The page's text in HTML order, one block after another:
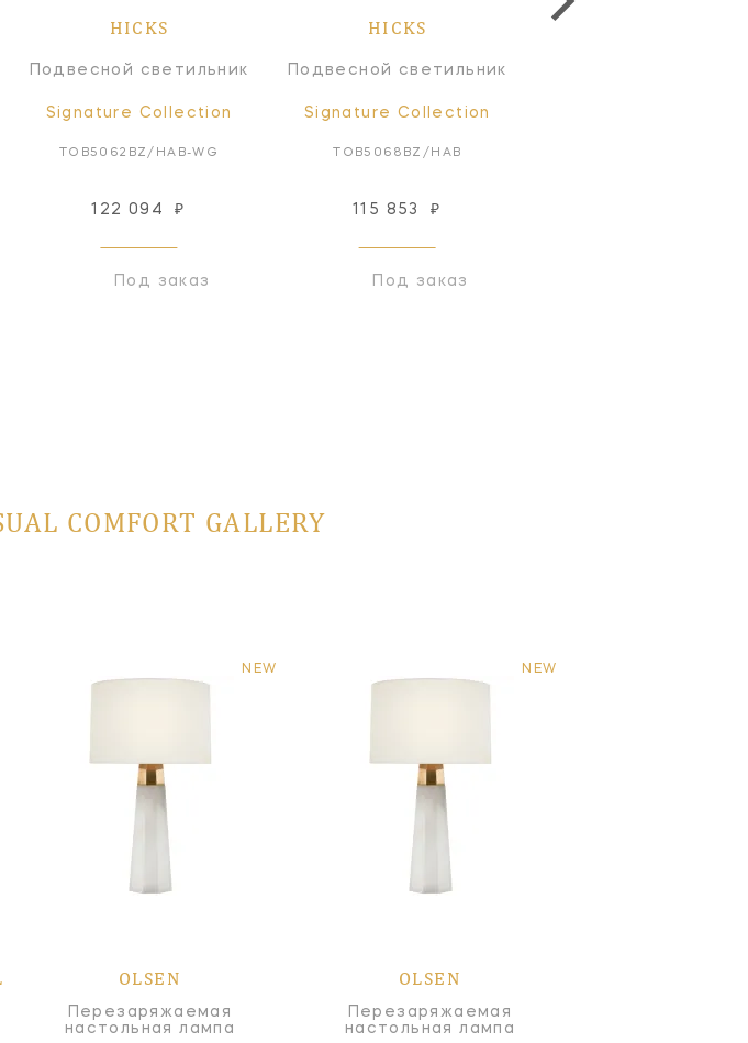
HICKS
Подвесной светильник
Signature Collection
TOB5062BZ/HAB-WG
122 094 ₽
Под заказ
HICKS
Подвесной светильник
Signature Collection
TOB5068BZ/HAB
115 853 ₽
Под заказ
COMFORT GALLERY
NEW
OLSEN
Перезаряжаемая
настольная лампа
NEW
OLSEN
Перезаряжаемая
настольная лампа